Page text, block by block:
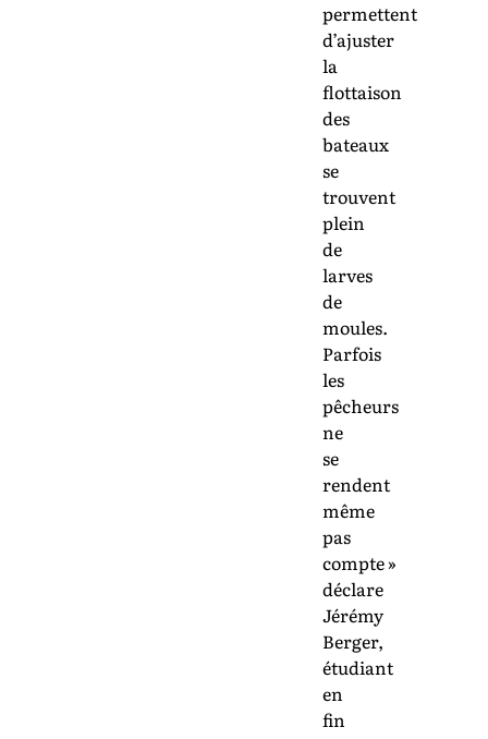
permettent
d’ajuster
la
flottaison
des
bateaux
se
trouvent
plein
de
larves
de
moules.
Parfois
les
pêcheurs
ne
se
rendent
même
pas
compte »
déclare
Jérémy
Berger,
étudiant
en
fin